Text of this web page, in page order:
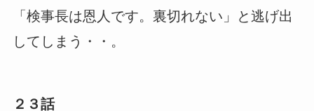
「検事長は恩人です。裏切れない」と逃げ出
してしまう・・。
２３話